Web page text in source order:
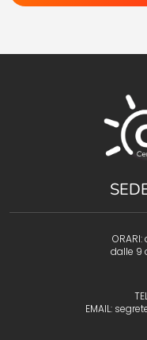
dalle 9
EMAIL: